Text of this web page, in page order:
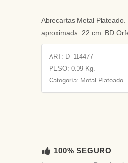
Abrecartas Metal Plateado.
aproximada: 22 cm. BD
ART: D_114477
PESO: 0.09 Kg.
Categoría: Metal Plateado.
100% SEGURO